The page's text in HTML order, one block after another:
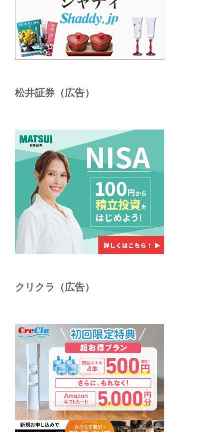
松井証券（広告）
クリクラ（広告）